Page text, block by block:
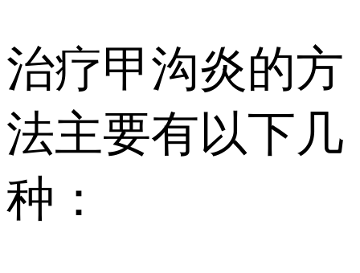
治疗甲沟炎的方
法主要有以下几
种：